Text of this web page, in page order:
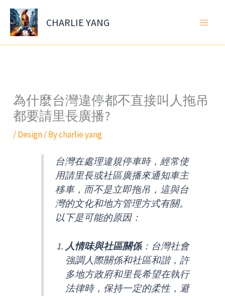
Skip
content
CHARLIE YANG
為什麼台灣違停都不直接叫人拖吊
都要請里長廣播?
/Design/ Bycharlie yang
台灣在處理違規停車時，經常使
用請里長或社區廣播來通知車主
移車，而不是立即拖吊，這與台
灣的文化和地方管理方式有關。
以下是可能的原因：
人情味與社區關係：台灣社會
強調人際關係和社區和諧，許
多地方政府和里長希望在執行
法律時，保持一定的柔性，避